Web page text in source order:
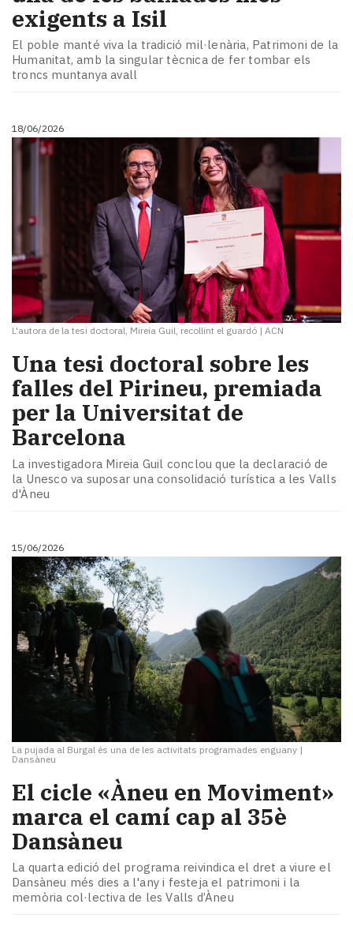
exigents a Isil
El poble manté viva la tradició mil·lenària, Patrimoni de la
Humanitat, amb la singular tècnica de fer tombar els
troncs muntanya avall
18/06/2026
L'autora de la tesi doctoral, Mireia Guil, recollint el guardó | ACN
​Una tesi doctoral sobre les
falles del Pirineu, premiada
per la Universitat de
Barcelona
La investigadora Mireia Guil conclou que la declaració de
la Unesco va suposar una consolidació turística a les Valls
d'Àneu
15/06/2026
La pujada al Burgal és una de les activitats programades enguany |
Dansàneu
​El cicle «Àneu en Moviment»
marca el camí cap al 35è
Dansàneu
La quarta edició del programa reivindica el dret a viure el
Dansàneu més dies a l'any i festeja el patrimoni i la
memòria col·lectiva de les Valls d’Àneu